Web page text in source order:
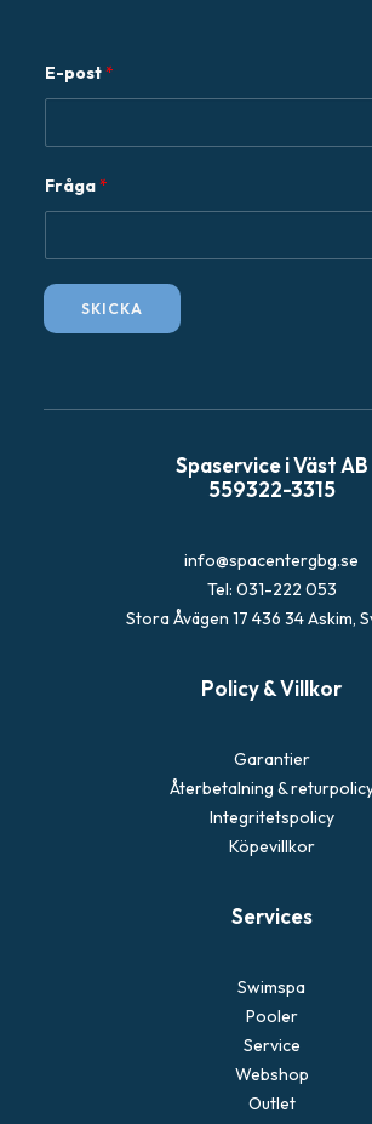
E-post*
å
g
a
å
Fråga*
SKICKA
Spaservice i Väst AB
559322-3315
info@spacentergbg.se
Tel: 031-222 053
Stora Åvägen 17 436 34 Askim,
Policy & Villkor
Garantier
Återbetalning &
Integritetspolicy
Köpevillkor
Services
Swimspa
Pooler
Service
Webshop
Outlet